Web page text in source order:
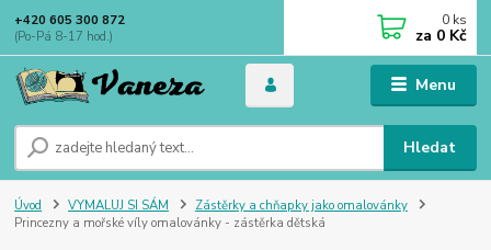
Menu
Hledat
+420 605 300 872
(Po-Pá 8-17 hod.)
0 ks
za 0 Kč
Úvod VYMALUJ SI SÁM
Zástěrky a chňapky jako omalovánky
Princezny a mořské víly omalovánky - zástěrka dětská